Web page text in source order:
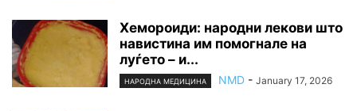
Хемороиди: народни лекови што
навистина им помогнале на
луѓето – и...
НАРОДНА МЕДИЦИНА NMD - January 17, 2026